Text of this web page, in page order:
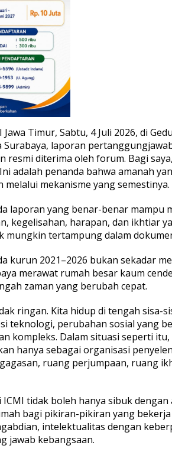
Timur, Sabtu, 4 Juli 2026, di
laporan
resmi diterima oleh forum. Bagi
adalah penanda bahwa amanah
mekanisme yang semestinya.
laporan yang benar-benar mampu
kegelisahan, harapan, dan ikhtiar
mungkin tertampung dalam
kurun 2021–2026 bukan sekadar
merawat rumah besar kaum
zaman yang berubah cepat.
ringan. Kita hidup di tengah sisa-
teknologi, perubahan sosial yang
kompleks. Dalam situasi seperti itu,
hanya sebagai organisasi
ruang perjumpaan, ruang
tidak boleh hanya sibuk dengan
bagi pikiran-pikiran yang
intelektualitas dengan
jawab kebangsaan.